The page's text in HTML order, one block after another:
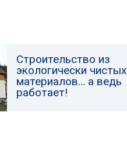
Строительство из
экологически чистых
материалов… а ведь
работает!